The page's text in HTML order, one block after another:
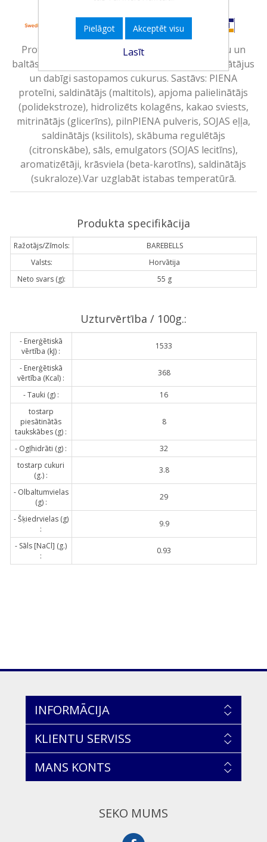
Proteīna batoniņš ar citronu siera kūkas garšu un
baltās šokolādes pārklājumu (30 %). Satur saldinātājus
un dabīgi sastopamos cukurus. Sastāvs: PIENA
proteīni, saldinātājs (maltitols), apjoma palielinātājs
(polidekstroze), hidrolizēts kolagēns, kakao sviests,
mitrinātājs (glicerīns), pilnPIENA pulveris, SOJAS eļļa,
saldinātājs (ksilitols), skābuma regulētājs
(citronskābe), sāls, emulgators (SOJAS lecitīns),
aromatizētāji, krāsviela (beta-karotīns), saldinātājs
(sukraloze).Var uzglabāt istabas temperatūrā.
Produkta specifikācija
Ražotājs/Zīmols:
BAREBELLS
Valsts:
Horvātija
Neto svars (g):
55 g
Uzturvērtība / 100g.:
- Enerģētiskā
vērtība (kJ) :
1533
- Enerģētiskā
vērtība (Kcal) :
368
- Tauki (g) :
16
tostarp
piesātinātās
taukskābes (g) :
8
- Ogļhidrāti (g) :
32
tostarp cukuri
(g.) :
3.8
- Olbaltumvielas
(g) :
29
- Šķiedrvielas (g)
:
9.9
- Sāls [NaCl] (g.)
:
0.93
INFORMĀCIJA
KLIENTU SERVISS
MANS KONTS
SEKO MUMS
Pielāgot Akceptēt visu
Lasīt